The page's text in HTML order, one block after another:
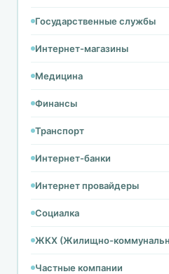
Государственные службы
Интернет-магазины
Медицина
Финансы
Транспорт
Интернет-банки
Интернет провайдеры
Социалка
ЖКХ (Жилищно-
Частные компании